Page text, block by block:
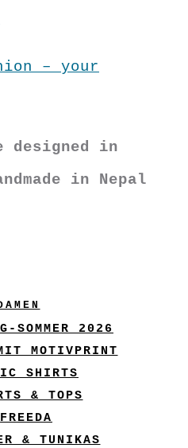
– your
designed in
in Nepal
SOMMER 2026
MOTIVPRINT
SHIRTS
& TOPS
FREEDA
& TUNIKAS